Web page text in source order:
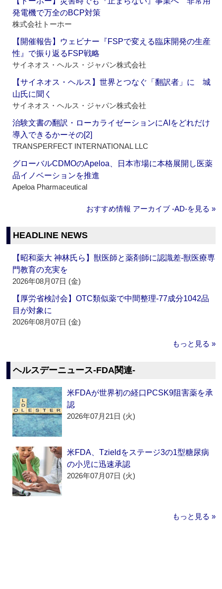
発電機で万全のBCP対策
株式会社トーホー
【開催報告】ウェビナー『FSPで変える臨床開発の生産
性』で振り返るFSP戦略
サイネオス・ヘルス・ジャパン株式会社
【サイネオス・ヘルス】世界とつなぐ「翻訳者」に 城
山氏に聞く
サイネオス・ヘルス・ジャパン株式会社
治験文書の翻訳・ローカライゼーションにAIをどれだけ
導入できるかーその[2]
TRANSPERFECT INTERNATIONAL LLC
グローバルCDMOのApeloa、日本市場に本格展開し医薬
品イノベーションを推進
Apeloa Pharmaceutical
おすすめ情報 アーカイブ ‐AD‐を見る »
HEADLINE NEWS
【昭和薬大 神林氏ら】獣医師と薬剤師に認識差‐獣医療専
門教育の充実を
2026年08月07日 (金)
【厚労省検討会】OTC類似薬で中間整理‐77成分1042品
目が対象に
2026年08月07日 (金)
もっと見る »
ヘルスデーニュース‐FDA関連‐
米FDAが世界初の経口PCSK9阻害薬を承
認
2026年07月21日 (火)
米FDA、Tzieldをステージ3の1型糖尿病
の小児に迅速承認
2026年07月07日 (火)
もっと見る »